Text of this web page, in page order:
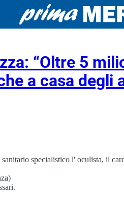
“Oltre 5
a casa degli
specialistico l' oculista, il